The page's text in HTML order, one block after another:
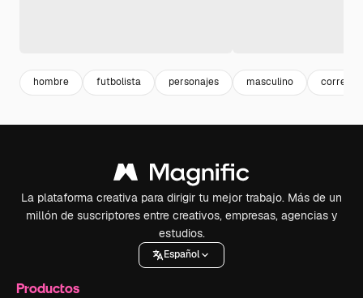
hombre futbolista personajes masculino correr
La plataforma creativa para dirigir tu mejor trabajo. Más de un
millón de suscriptores entre creativos, empresas, agencias y
estudios.
Español
Productos